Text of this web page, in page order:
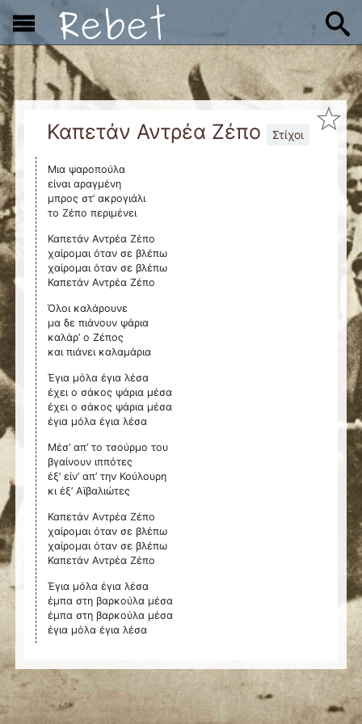
x
Καπετάν Αντρέα Ζέπο Στίχοι
Μια ψαροπούλα
είναι αραγμένη
μπρος στ’ ακρογιάλι
το Ζέπο περιμένει
Καπετάν Αντρέα Ζέπο
χαίρομαι όταν σε βλέπω
χαίρομαι όταν σε βλέπω
Καπετάν Αντρέα Ζέπο
Όλοι καλάρουνε
μα δε πιάνουν ψάρια
καλάρ’ ο Ζέπος
και πιάνει καλαμάρια
Έγια μόλα έγια λέσα
έχει ο σάκος ψάρια μέσα
έχει ο σάκος ψάρια μέσα
έγια μόλα έγια λέσα
Μέσ’ απ’ το τσούρμο του
βγαίνουν ιππότες
έξ’ είν’ απ’ την Κούλουρη
κι έξ’ Αϊβαλιώτες
Καπετάν Αντρέα Ζέπο
χαίρομαι όταν σε βλέπω
χαίρομαι όταν σε βλέπω
Καπετάν Αντρέα Ζέπο
Έγια μόλα έγια λέσα
έμπα στη βαρκούλα μέσα
έμπα στη βαρκούλα μέσα
έγια μόλα έγια λέσα